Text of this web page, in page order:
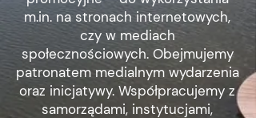
m.in. na stronach internetowych,
czy w mediach
społecznościowych. Obejmujemy
patronatem medialnym wydarzenia
oraz inicjatywy. Współpracujemy z
samorządami, instytucjami,